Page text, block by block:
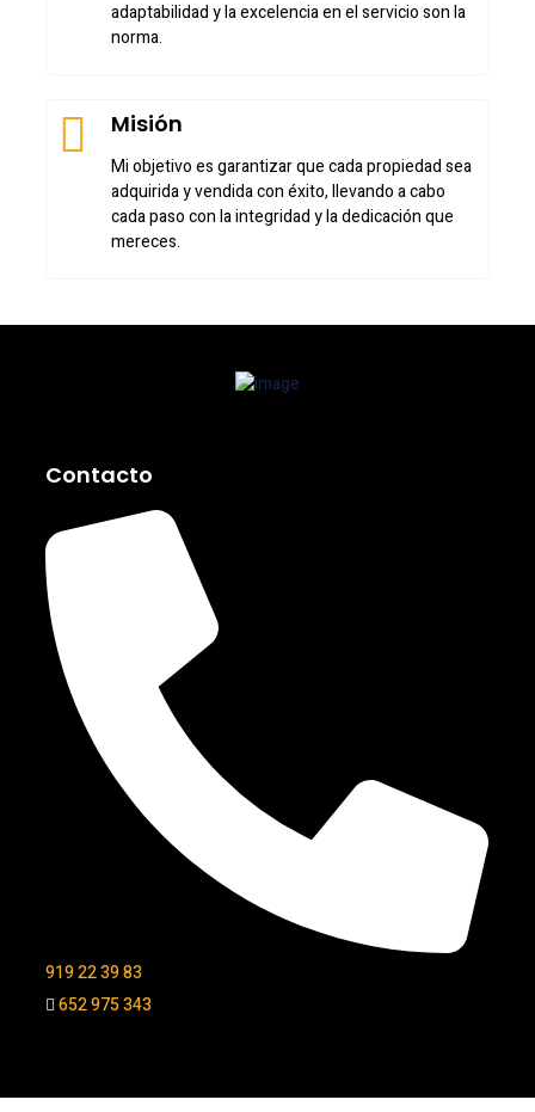
adaptabilidad y la excelencia en el servicio son la
norma.
Misión
Mi objetivo es garantizar que cada propiedad sea
adquirida y vendida con éxito, llevando a cabo
cada paso con la integridad y la dedicación que
mereces.
Contacto
919 22 39 83
652 975 343